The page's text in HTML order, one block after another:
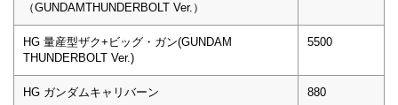
（GUNDAMTHUNDERBOLT Ver.）
HG 量産型ザク+ビッグ・ガン(GUNDAM
THUNDERBOLT Ver.)
5500
HG ガンダムキャリバーン 880